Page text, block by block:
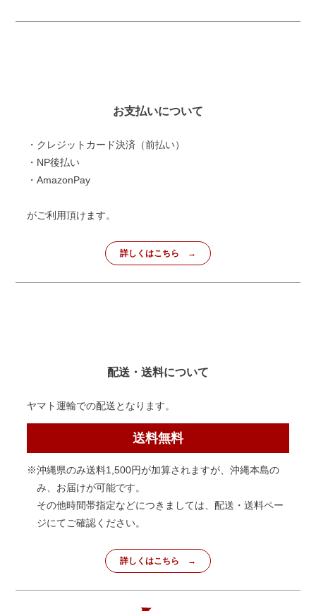
お支払いについて
・クレジットカード決済（前払い）
・NP後払い
・AmazonPay
がご利用頂けます。
詳しくはこちら
配送・送料について
ヤマト運輸での配送となります。
送料無料
※沖縄県のみ送料1,500円が加算されますが、沖縄本島の
み、お届けが可能です。
その他時間帯指定などにつきましては、配送・送料ペー
ジにてご確認ください。
詳しくはこちら